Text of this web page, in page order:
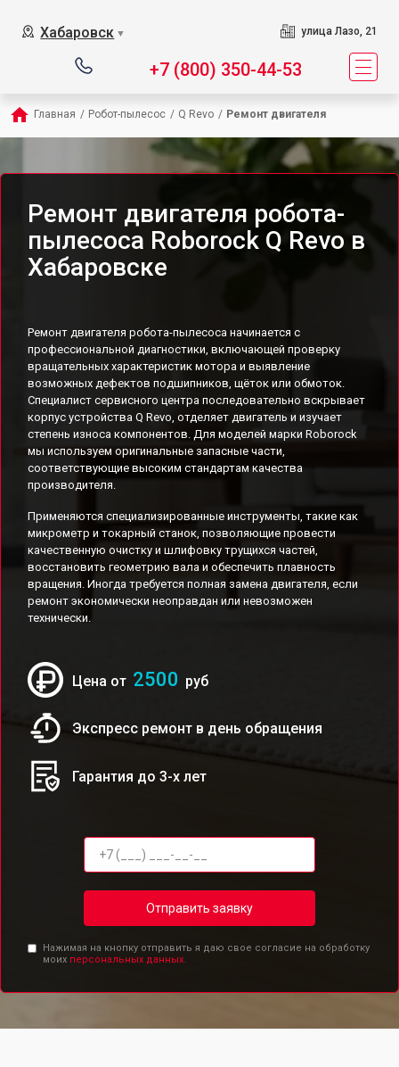
Хабаровск ▼ улица Лазо, 21
+7 (800) 350-44-53
Главная / Робот-пылесос / Q Revo / Ремонт двигателя
Ремонт двигателя робота-
пылесоса Roborock Q Revo в
Хабаровске
Ремонт двигателя робота-пылесоса начинается с
профессиональной диагностики, включающей проверку
вращательных характеристик мотора и выявление
возможных дефектов подшипников, щёток или обмоток.
Специалист сервисного центра последовательно вскрывает
корпус устройства Q Revo, отделяет двигатель и изучает
степень износа компонентов. Для моделей марки Roborock
мы используем оригинальные запасные части,
соответствующие высоким стандартам качества
производителя.
Применяются специализированные инструменты, такие как
микрометр и токарный станок, позволяющие провести
качественную очистку и шлифовку трущихся частей,
восстановить геометрию вала и обеспечить плавность
вращения. Иногда требуется полная замена двигателя, если
ремонт экономически неоправдан или невозможен
технически.
Цена от 2500 руб
Экспресс ремонт в день обращения
Гарантия до 3-х лет
Отправить заявку
Нажимая на кнопку отправить я даю свое согласие на обработку
моих персональных данных.